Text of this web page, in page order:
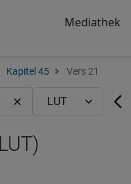
Mediathek
Kapitel 45 Vers 21